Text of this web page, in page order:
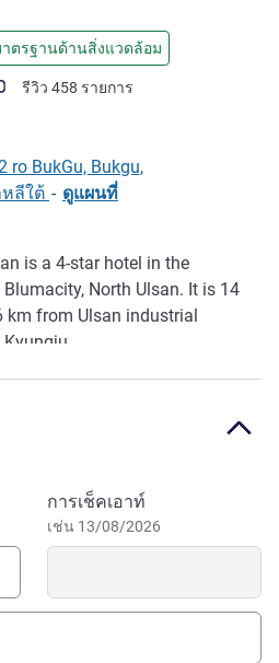
ตรฐานด้านสิ่งแวดล้อม
ก (เรทติ้งบน ALL)
รีวิว 458 รายการ
ro BukGu, Bukgu,
หลีใต้ - ดูแผนที่
is a 4-star hotel in the
North Ulsan. It is 14
km from Ulsan industrial
การเช็คเอาท์
เช่น 13/08/2026